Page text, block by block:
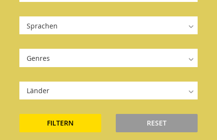
Sprachen
Genres
Länder
FILTERN RESET